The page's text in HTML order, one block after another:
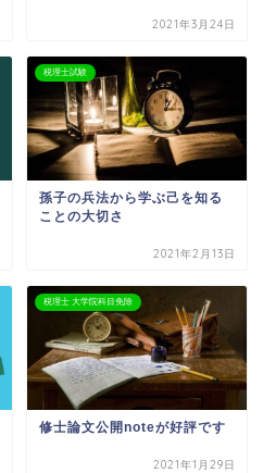
2021年3月24日
税理士試験
孫子の兵法から学ぶ己を知る
ことの大切さ
2021年2月13日
税理士 大学院科目免除
修士論文公開noteが好評です
2021年1月29日